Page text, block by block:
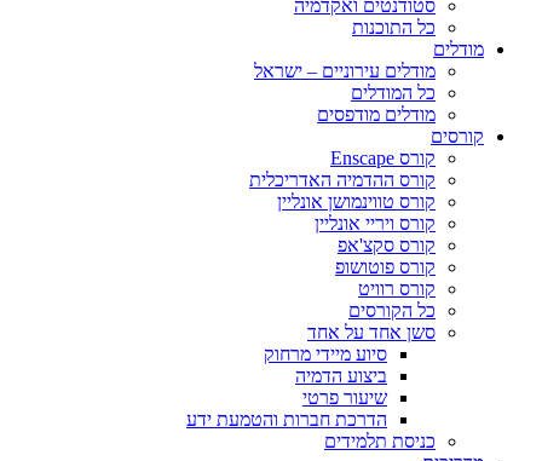
סטודנטים ואקדמיה
כל התוכנות
מודלים
מודלים עירוניים – ישראל
כל המודלים
מודלים מודפסים
קורסים
קורס Enscape
קורס ההדמיה האדריכלית
קורס טווינמושן אונליין
קורס ויריי אונליין
קורס סקצ'אפ
קורס פוטושופ
קורס רוויט
כל הקורסים
סשן אחד על אחד
סיוע מיידי מרחוק
ביצוע הדמיה
שיעור פרטי
הדרכת חברות והטמעת ידע
כניסת תלמידים